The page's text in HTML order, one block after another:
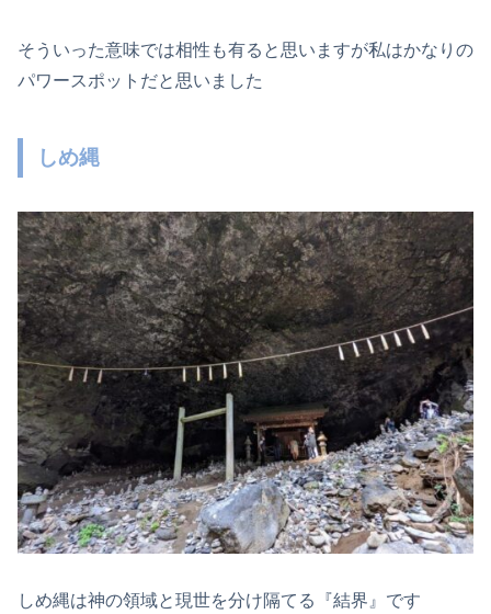
そういった意味では相性も有ると思いますが私はかなりの
パワースポットだと思いました
しめ縄
しめ縄は神の領域と現世を分け隔てる『結界』です